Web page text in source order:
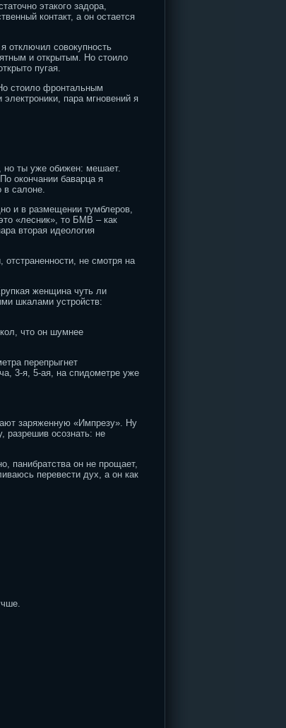
этакого задора,
контакт, а он остается
отключил совокупность
и открытым. Но стоило
пугая.
стоило фронтальным
пара мгновений я
но ты уже обижен: мешает.
окончании баварца я
в салоне.
и в размещении тумблеров,
«лесник», то БМВ – как
вторая идеология
не смотря на
женщина чуть ли
шкалами устройств:
что он шумнее
перепрыгнет
3-я, 5-ая, на спидометре уже
заряженную «Импрезу». Ну
разрешив осознать: не
панибратства он не прощает,
перевести дух, а он как